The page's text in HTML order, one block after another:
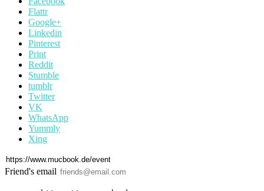
Flattr
Google+
Linkedin
Pinterest
Print
Reddit
Stumble
tumblr
Twitter
VK
WhatsApp
Yummly
Xing
Friend's email